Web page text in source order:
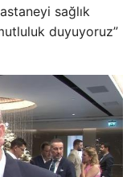
sağlık
duyuyoruz”